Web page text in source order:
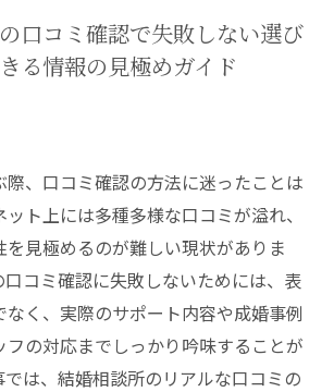
口コミ確認で失敗しない選び
る情報の見極めガイド
、口コミ確認の方法に迷ったことは
ト上には多種多様な口コミが溢れ、
を見極めるのが難しい現状がありま
口コミ確認に失敗しないためには、表
なく、実際のサポート内容や成婚事例
フの対応までしっかり吟味することが
は、結婚相談所のリアルな口コミの